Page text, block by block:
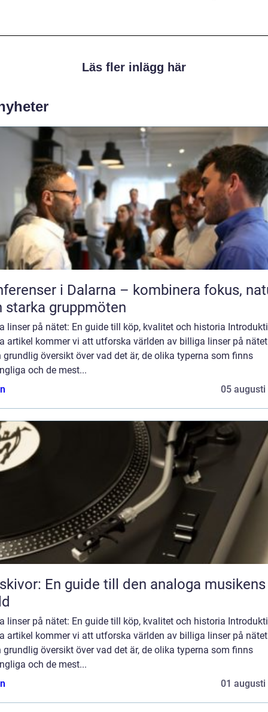
Läs fler inlägg här
i Dalarna – kombinera fokus,
starka gruppmöten
linser på nätet: En guide till köp, kvalitet och historia
artikel kommer vi att utforska världen av billiga linser på
grundlig översikt över vad det är, de olika typerna som finns
och de mest...
05 augusti
En guide till den analoga musikens
linser på nätet: En guide till köp, kvalitet och historia
artikel kommer vi att utforska världen av billiga linser på
grundlig översikt över vad det är, de olika typerna som finns
och de mest...
01 augusti